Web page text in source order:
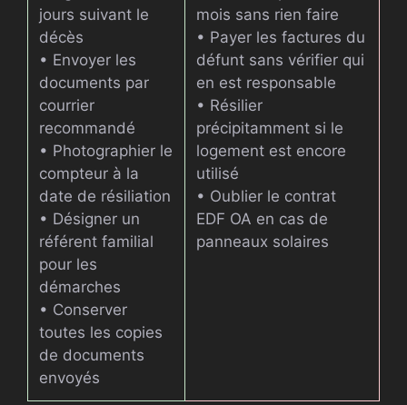
jours suivant le
décès
• Envoyer les
documents par
courrier
recommandé
• Photographier le
compteur à la
date de résiliation
• Désigner un
référent familial
pour les
démarches
• Conserver
toutes les copies
de documents
envoyés
mois sans rien faire
• Payer les factures du
défunt sans vérifier qui
en est responsable
• Résilier
précipitamment si le
logement est encore
utilisé
• Oublier le contrat
EDF OA en cas de
panneaux solaires